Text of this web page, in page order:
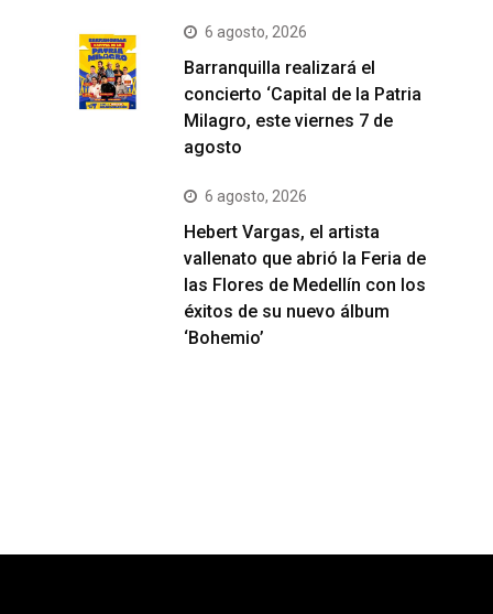
6 agosto, 2026
Barranquilla realizará el
concierto ‘Capital de la Patria
Milagro, este viernes 7 de
agosto
6 agosto, 2026
Hebert Vargas, el artista
vallenato que abrió la Feria de
las Flores de Medellín con los
éxitos de su nuevo álbum
‘Bohemio’